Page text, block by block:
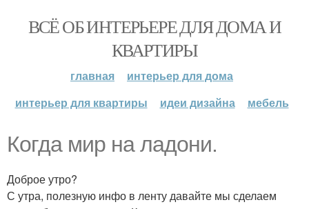
ВСЁ ОБ ИНТЕРЬЕРЕ ДЛЯ ДОМА И
КВАРТИРЫ
главная
интерьер для дома
интерьер для квартиры
идеи дизайна мебель
Когда мир на ладони.
Доброе утро?
С утра, полезную инфо в ленту давайте мы сделаем